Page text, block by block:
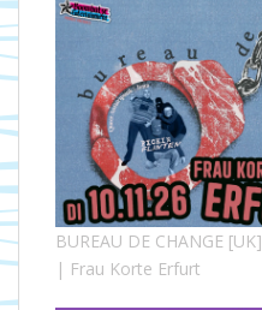
BUREAU DE CHANGE
| Frau Korte Erfurt